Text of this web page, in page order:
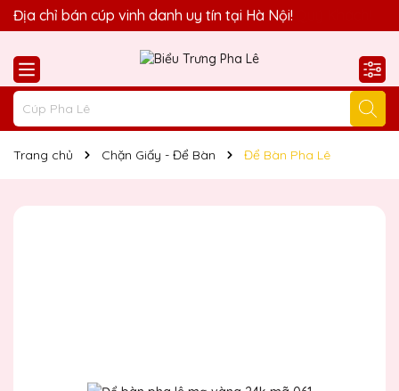
Quà Tặng Biểu Trưng Pha Lê QTG xin chào Quý Khách!
Địa chỉ bán cúp vinh danh uy tín tại Hà Nội!
Trang chủ Chặn Giấy - Để Bàn Để Bàn Pha Lê